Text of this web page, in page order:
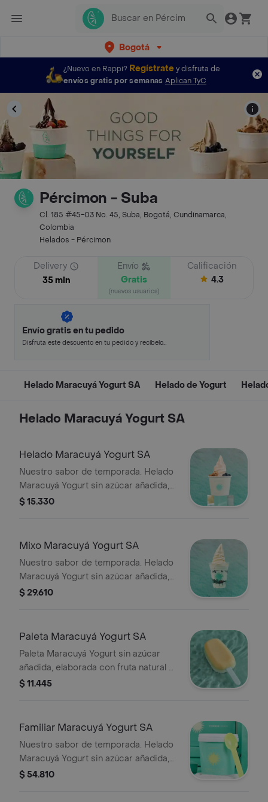
Bogotá
¿Nuevo en Rappi? Regístratey disfruta de
envíos gratis por semanas Aplican TyC
Pércimon - Suba
Cl. 185 #45-03 No. 45, Suba, Bogotá, Cundinamarca,
Colombia
Helados - Pércimon
Delivery
35 min
Envío
Gratis
(nuevos usuarios)
Calificación
4.3
Envío gratis en tu pedido
Disfruta este descuento en tu pedido y recíbelo
Helado Maracuyá Yogurt SA Helado de Yogurt
Helado Maracuyá Yogurt SA
Helado Maracuyá Yogurt SA
Nuestro sabor de temporada. Helado
Maracuyá Yogurt sin azúcar añadida,
endulzado con Stevia. Combínalo con
$ 15.330
Mixo Maracuyá Yogurt SA
Nuestro sabor de temporada. Helado
Maracuyá Yogurt sin azúcar añadida,
endulzado con Stevia. Combínalo con
$ 29.610
Paleta Maracuyá Yogurt SA
Paleta Maracuyá Yogurt sin azúcar
añadida, elaborada con fruta natural y
endulzada con Stevia. Refrescante,
$ 11.445
Familiar Maracuyá Yogurt SA
Nuestro sabor de temporada. Helado
Maracuyá Yogurt sin azúcar añadida,
endulzado con Stevia. Combínalo con
$ 54.810